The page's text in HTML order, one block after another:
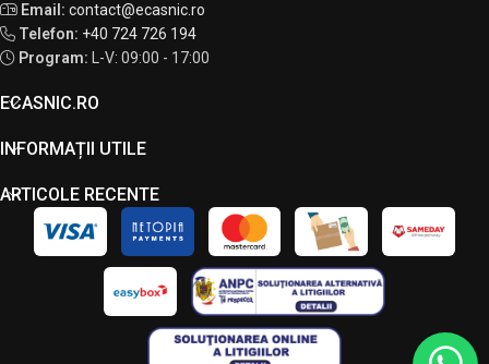
Email: contact@ecasnic.ro
Telefon: +40 724 726 194
Program: L-V: 09:00 - 17:00
ECASNIC.RO
INFORMAȚII UTILE
ARTICOLE RECENTE